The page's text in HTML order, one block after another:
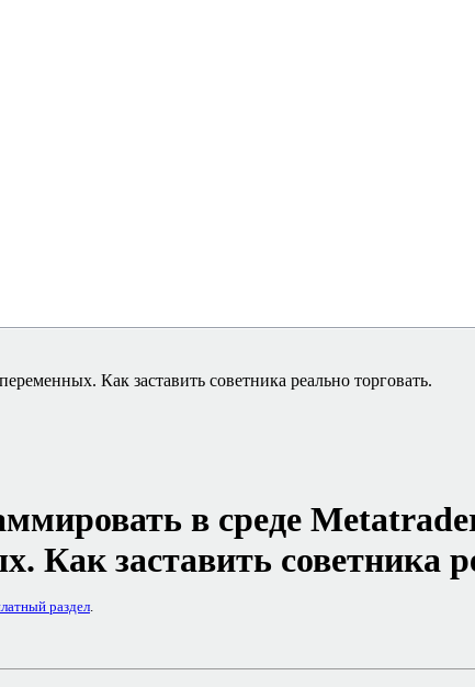
Как заставить советника реально торговать.
в среде
Как заставить советника
раздел.